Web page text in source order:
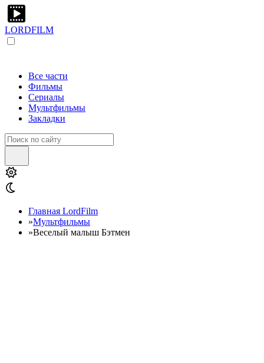
LORDFILM
Все части
Фильмы
Сериалы
Мультфильмы
Закладки
Главная LordFilm
»Мультфильмы
»Веселый малыш Бэтмен